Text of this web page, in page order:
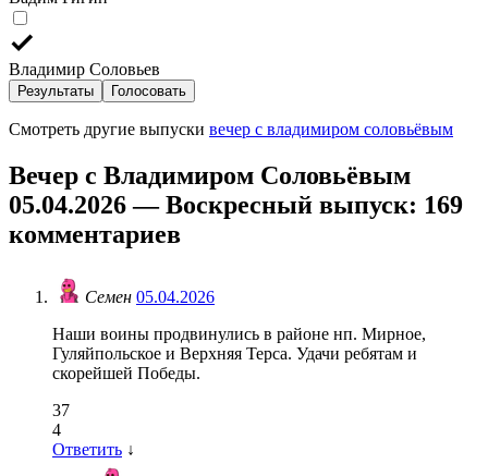
Владимир Соловьев
Результаты Голосовать
Смотреть другие выпуски вечер с владимиром соловьёвым
Вечер с Владимиром Соловьёвым
05.04.2026 — Воскресный выпуск: 169
комментариев
Семен 05.04.2026
Наши воины продвинулись в районе нп. Мирное,
Гуляйпольское и Верхняя Терса. Удачи ребятам и
скорейшей Победы.
37
4
Ответить ↓